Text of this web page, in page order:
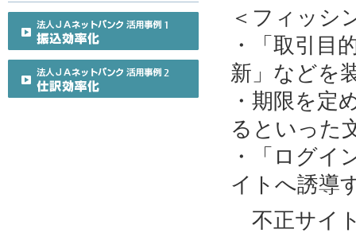
＜フィッシ
・「取引目
新」などを
・期限を定
るといった
・「ログイ
イトへ誘導
不正サイ